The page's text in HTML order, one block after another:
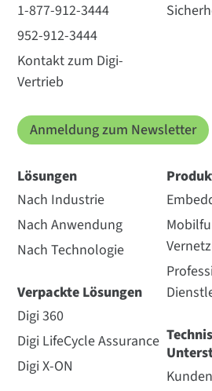
1-877-912-3444
952-912-3444
Kontakt zum Digi-
Vertrieb
Anmeldung zum Newsletter
Lösungen
Nach Industrie
Nach Anwendung
Nach Technologie
Verpackte Lösungen
Digi 360
Digi LifeCycle Assurance
Digi X-ON